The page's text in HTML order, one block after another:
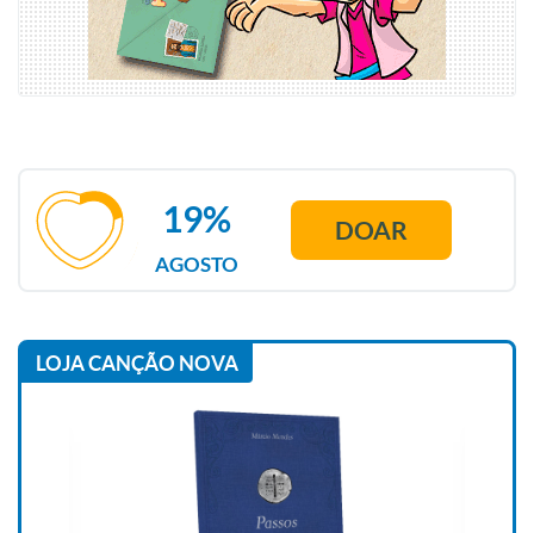
AGOSTO
19% DOAR
LOJA CANÇÃO NOVA